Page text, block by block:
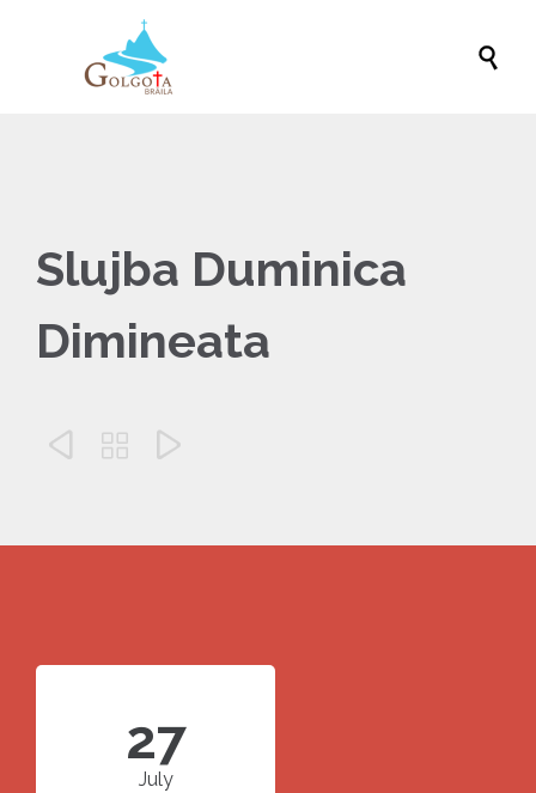

Slujba Duminica
Dimineata
  
27
July